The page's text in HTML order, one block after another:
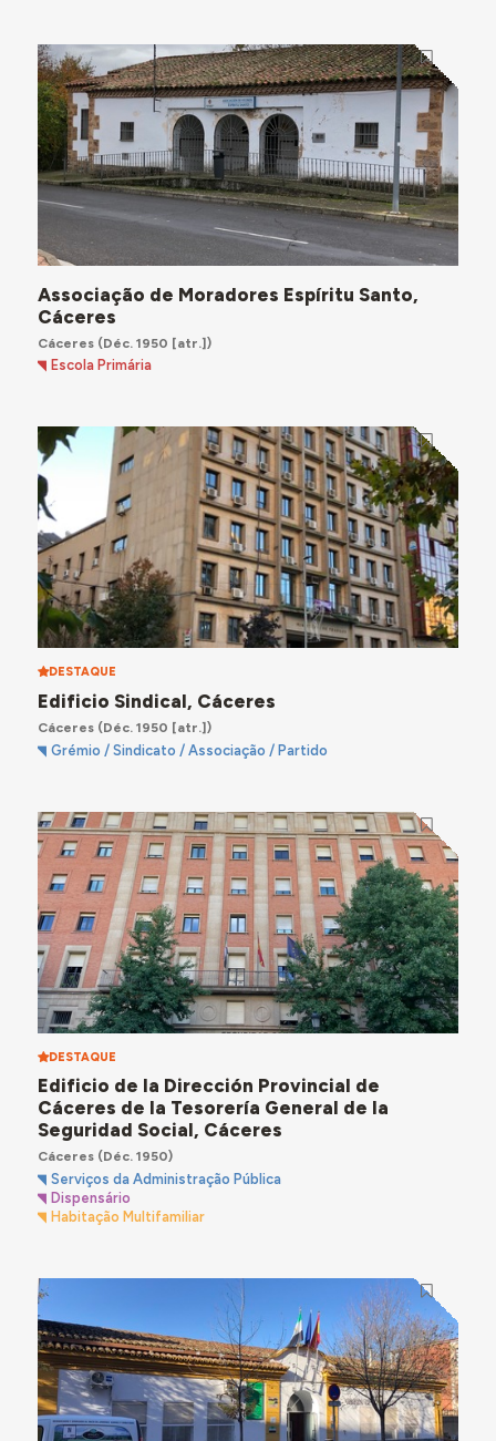
Associação de Moradores Espíritu Santo,
Cáceres
Cáceres(Déc. 1950 [atr.])
Escola Primária
DESTAQUE
Edificio Sindical, Cáceres
Cáceres(Déc. 1950 [atr.])
Grémio / Sindicato / Associação / Partido
DESTAQUE
Edificio de la Dirección Provincial de
Cáceres de la Tesorería General de la
Seguridad Social, Cáceres
Cáceres(Déc. 1950)
Serviços da Administração Pública
Dispensário
Habitação Multifamiliar